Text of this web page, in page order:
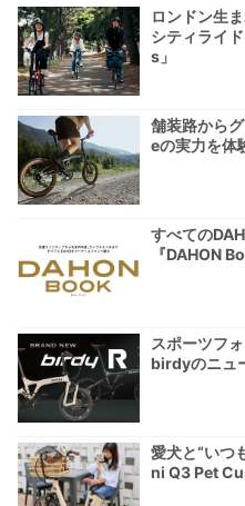
ロンドン生
シティライ
s」
舗装路から
eの実力を体
すべての
『DAHON
スポーツフ
birdyのニュ
愛犬と“いつ
ni Q3 Pet